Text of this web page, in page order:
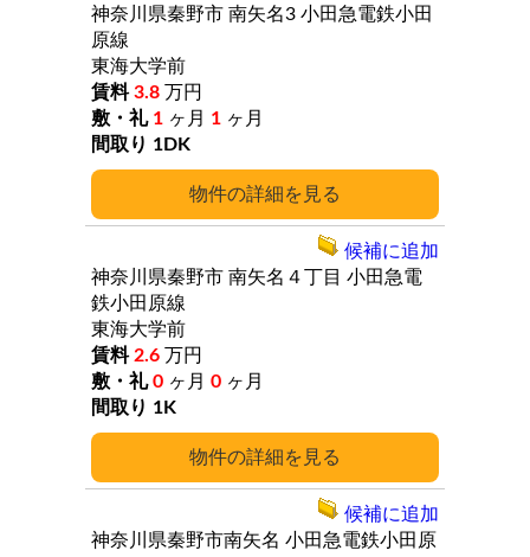
詳細
神奈川県秦野市 南矢名3 小田急電鉄小田
原線
東海大学前
3.8 万円
1 ヶ月 1 ヶ月
1DK
詳細
神奈川県秦野市 南矢名４丁目 小田急電
鉄小田原線
東海大学前
2.6 万円
0 ヶ月 0 ヶ月
1K
候補に追加
神奈川県秦野市南矢名 小田急電鉄小田原
候補に追加